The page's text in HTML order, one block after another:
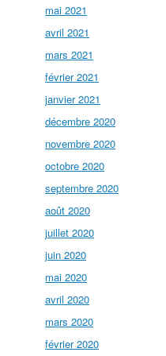
mai 2021
avril 2021
mars 2021
février 2021
janvier 2021
décembre 2020
novembre 2020
octobre 2020
septembre 2020
août 2020
juillet 2020
juin 2020
mai 2020
avril 2020
mars 2020
février 2020